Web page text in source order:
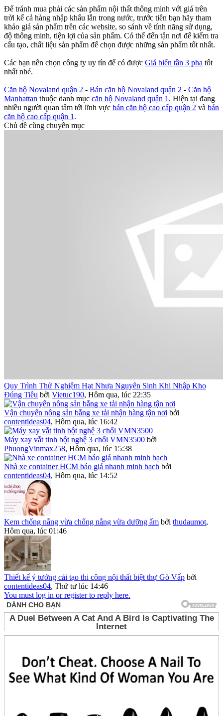
Để tránh mua phải các sản phẩm nội thất thông minh với giá trên
trời kể cả hàng nhập khẩu lẫn trong nước, trước tiên bạn hãy tham
khảo giá sản phẩm trên các website, so sánh về tính năng sử dụng,
độ thông minh, tiện lợi của sản phẩm. Có thể đến tận nơi để kiểm tra
cấu tạo, chất liệu sản phẩm để chọn được những sản phẩm tốt nhất.
Các bạn nên chọn công ty uy tín để có được Giá biến tần 3 pha tốt
nhất nhé.
Căn hộ Novaland quận 2 - Bán căn hộ Novaland quận 2 - Căn hộ
Manhattan thuộc danh mục căn hộ Novaland quận 1 . Hiện tại đang
nhiều người quan tâm tới lĩnh vực bán căn hộ cao cấp quận 2 và bán
căn hộ cao cấp quận 1 .
Chủ đề cùng chuyên mục
Quy Trình Thử Nghiệm Hạt Nhựa Nguyên Sinh Khi Nhập Kho
Đúng Tiêu bởi Vietuc190, Hôm qua, lúc 22:35
Vận chuyển nông sản bằng xe tải nhận hàng tận nơi bởi
contentideas04, Hôm qua, lúc 16:42
Máy xay vắt tinh bột nghệ 3 chổi VMN3500 bởi
PhuongVinmax258, Hôm qua, lúc 15:38
Nhà xe container HCM báo giá nhanh minh bạch bởi
contentideas04, Hôm qua, lúc 14:52
Kem chống nắng vừa chống nắng vừa dưỡng ẩm bởi thudaumot,
Hôm qua, lúc 01:46
Thiết kế ý tưởng cải tạo thi công nội thất biệt thự Gò Vấp bởi
contentideas04, Thứ tư lúc 14:46
You must log in or register to reply here.